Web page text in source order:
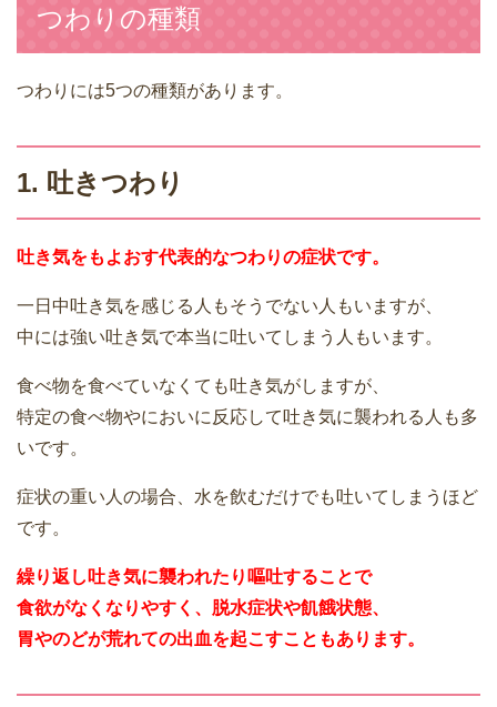
つわりの種類
つわりには5つの種類があります。
1. 吐きつわり
吐き気をもよおす代表的なつわりの症状です。
一日中吐き気を感じる人もそうでない人もいますが、
中には強い吐き気で本当に吐いてしまう人もいます。
食べ物を食べていなくても吐き気がしますが、
特定の食べ物やにおいに反応して吐き気に襲われる人も多
いです。
症状の重い人の場合、水を飲むだけでも吐いてしまうほど
です。
繰り返し吐き気に襲われたり嘔吐することで
食欲がなくなりやすく、脱水症状や飢餓状態、
胃やのどが荒れての出血を起こすこともあります。